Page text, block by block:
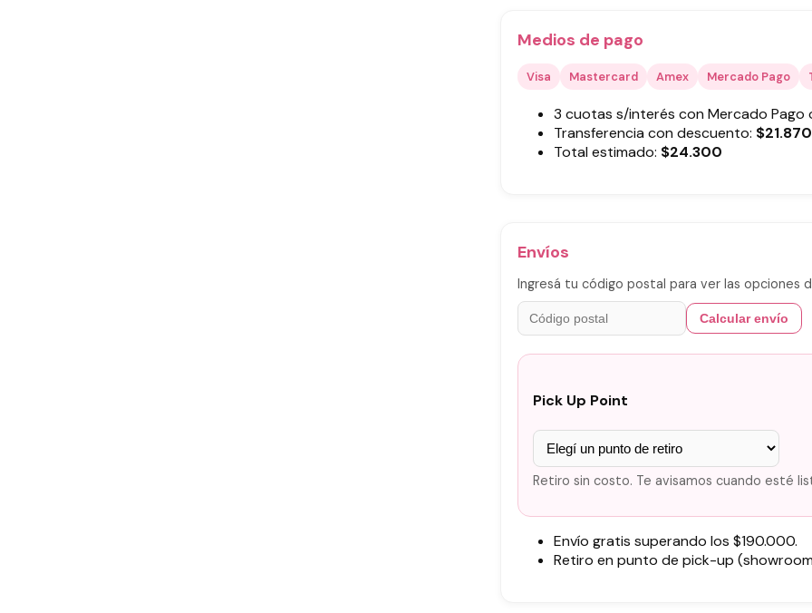
Medios de pago
Visa Mastercard Amex Mercado Pago
3 cuotas s/interés con Mercado Pago
Transferencia con descuento: $21.870
Total estimado: $24.300
Envíos
Ingresá tu código postal para ver las opciones
Calcular envío
Pick Up Point
Retiro sin costo. Te avisamos cuando esté
Envío gratis superando los $190.000.
Retiro en punto de pick-up